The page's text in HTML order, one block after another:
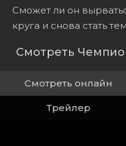
Сможет ли он
круга и снова стать
Смотреть
Смотреть онлайн
Трейлер